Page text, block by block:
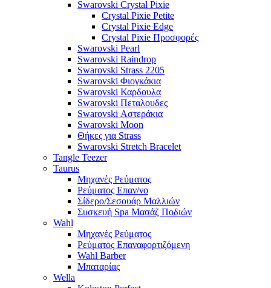
Swarovski Crystal Pixie
Crystal Pixie Petite
Crystal Pixie Edge
Crystal Pixie Προσφορές
Swarovski Pearl
Swarovski Raindrop
Swarovski Strass 2205
Swarovski Φιογκάκια
Swarovski Καρδουλα
Swarovski Πεταλουδες
Swarovski Αστεράκια
Swarovski Moon
Θήκες για Strass
Swarovski Stretch Bracelet
Tangle Teezer
Taurus
Μηχανές Ρεύματος
Ρεύματος Επαν/νο
Σίδερο/Σεσουάρ Μαλλιών
Συσκευή Spa Μασάζ Ποδιών
Wahl
Μηχανές Ρεύματος
Ρεύματος Επαναφορτιζόμενη
Wahl Barber
Μπαταρίας
Wella